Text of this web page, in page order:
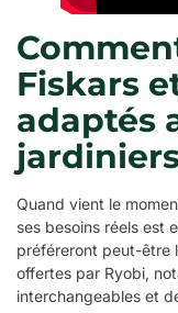
Fiskars
adaptés
Quand vient le
ses besoins réels est
préféreront peut-être
offertes par Ryobi,
interchangeables et